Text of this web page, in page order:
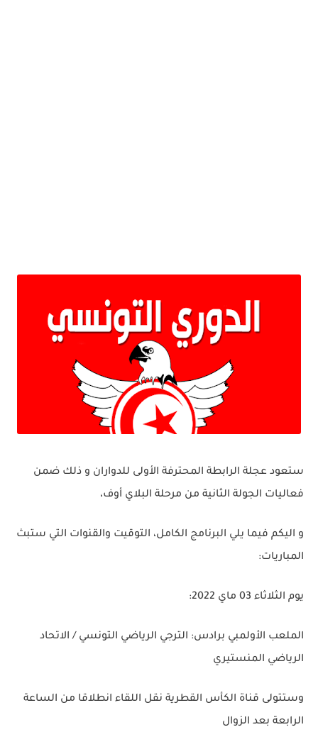
ستعود عجلة الرابطة المحترفة الأولى للدواران و ذلك ضمن
فعاليات الجولة الثانية من مرحلة البلاي أوف،
و اليكم فيما يلي البرنامج الكامل، التوقيت والقنوات التي ستبث
المباريات:
يوم الثلاثاء 03 ماي 2022:
الملعب الأولمبي برادس: الترجي الرياضي التونسي / الاتحاد
الرياضي المنستيري
وستتولى قناة الكأس القطرية نقل اللقاء انطلاقا من الساعة
الرابعة بعد الزوال